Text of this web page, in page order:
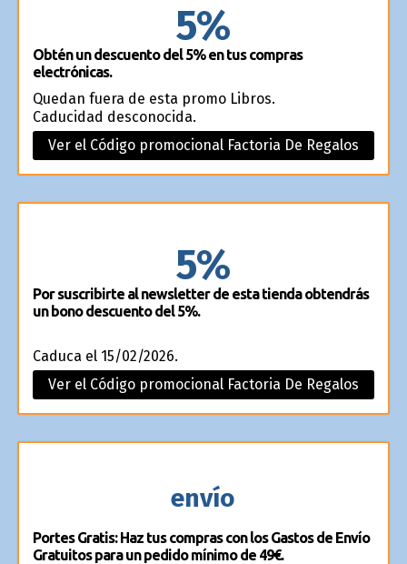
5%
Obtén un descuento del 5% en tus compras
electrónicas.
Quedan fuera de esta promo Libros.
Caducidad desconocida.
Ver el Código promocional Factoria De Regalos
5%
Por suscribirte al newsletter de esta tienda obtendrás
un bono descuento del 5%.
Caduca el 15/02/2026.
Ver el Código promocional Factoria De Regalos
envío
Portes Gratis: Haz tus compras con los Gastos de Envío
Gratuitos para un pedido mínimo de 49€.